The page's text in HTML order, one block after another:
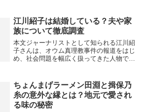
ーイチ』などを担当してきた岩田絵里奈さ
んは、派手...
江川紹子は結婚している？夫や家
族について徹底調査
本文ジャーナリストとして知られる江川紹
子さんは、オウム真理教事件の報道をはじ
め、社会問題を幅広く扱ってきた人物で
うなのか？」「結婚しているの？」と気に
なる方も少なく...
ちょんまげラーメン田淵と揖保乃
糸の意外な縁とは？地元で愛され
る味の秘密